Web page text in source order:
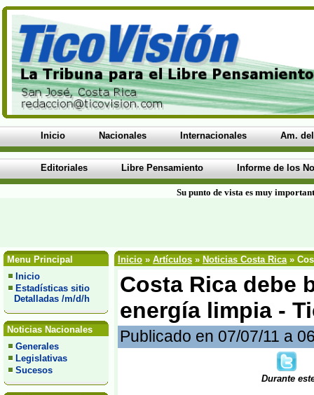
Inicio Nacionales Internacionales Am.
Editoriales Libre Pensamiento Informe de los
Su punto de vista es muy
Menu Principal
Inicio
Estadísticas sitio
Detalladas /m/d/h
Noticias Nacionales
Generales
Legislativas
Sucesos
Inicio » Artículos » Noticias Costa Rica»
Costa Rica debe
energía limpia -
Publicado en 07/07/11 a
Durante